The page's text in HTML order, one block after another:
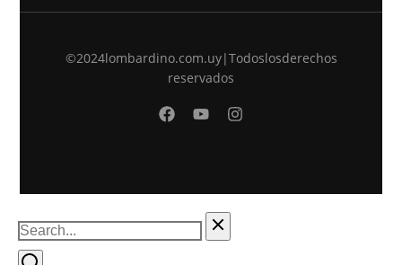
©2024 lombardino.com.uy | Todos los derechos
reservados